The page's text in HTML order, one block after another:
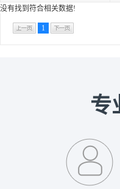
没有找到符合相关数据!
1
专